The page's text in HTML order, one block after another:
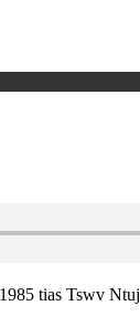
tias Tswv